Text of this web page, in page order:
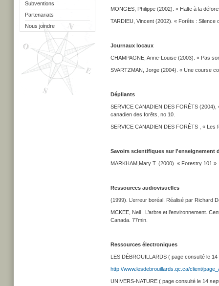
Subventions
Partenariats
Nous joindre
MONGES, Philippe (2002). « Halte à la
TARDIEU, Vincent (2002). « Forêts :
Journaux locaux
CHAMPAGNE, Anne-Louise (2003). « Pas
SVARTZMAN, Jorge (2004). « Une course
Dépliants
SERVICE CANADIEN DES FORÊTS (2004),
canadien des forêts, no 10.
SERVICE CANADIEN DES FORÊTS , « Les
Savoirs scientifiques sur l'enseignement
MARKHAM,Mary T. (2000). « Forestry 101
Ressources audiovisuelles
(1999). L’erreur boréal. Réalisé par Richard
MCKEE, Neil . L’arbre et l’environnement.
Canada. 77min.
Ressources électroniques
LES DÉBROUILLARDS ( page consulté le
http://www.lesdebrouillards.qc.ca/client/
UNIVERS-NATURE ( page consulté le 14